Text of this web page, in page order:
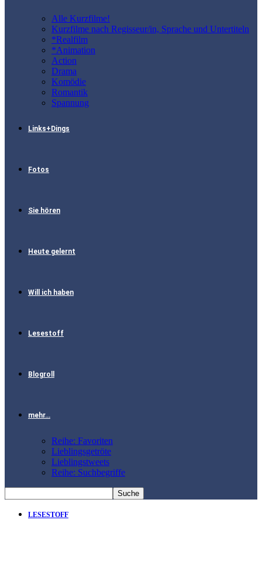
Alle Kurzfilme!
Kurzfilme nach Regisseur/in, Sprache und Untertiteln
*Realfilm
*Animation
Action
Drama
Komödie
Romantik
Spannung
Links+Dings
Fotos
Sie hören
Heute gelernt
Will ich haben
Lesestoff
Blogroll
mehr…
Reihe: Favoriten
Lieblingsgetröte
Lieblingstweets
Reihe: Suchbegriffe
LESESTOFF